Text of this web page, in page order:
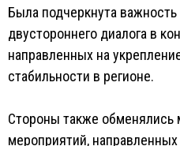
Была подчеркнута
двустороннего диалога в
направленных на
стабильности в регионе.
Стороны также обменялись
мероприятий,